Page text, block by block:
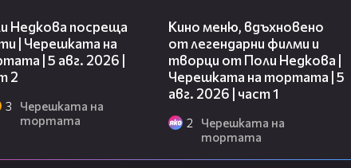
Недкова посреща
| Черешката на
| 5 авг. 2026 |
2
3
Черешката на
тортата
Кино меню, вдъхновено
от легендарни филми и
творци от Поли Недкова |
Черешката на тортата | 5
авг. 2026 | част 1
2
Черешката на
тортата